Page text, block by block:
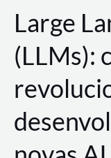
Large
(LLMs):